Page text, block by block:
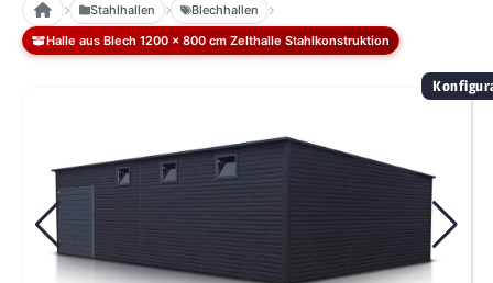
Stahlhallen
Blechhallen
Halle aus Blech 1200 x 800 cm Zelthalle Stahlkonstruktion